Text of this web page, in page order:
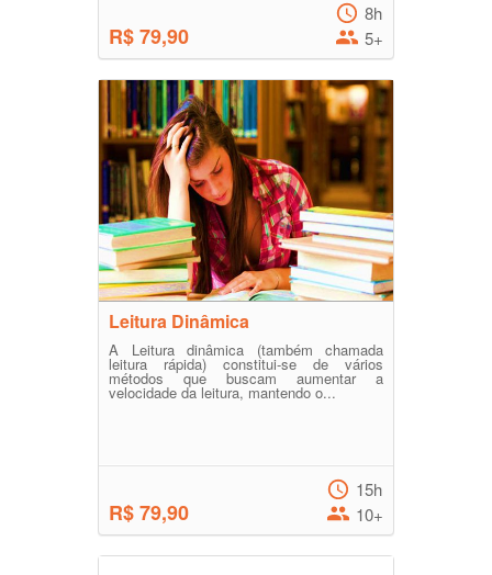
R$ 79,90
8h
5+
Leitura Dinâmica
A Leitura dinâmica (também chamada
leitura rápida) constitui-se de vários
métodos que buscam aumentar a
velocidade da leitura, mantendo o...
R$ 79,90
15h
10+